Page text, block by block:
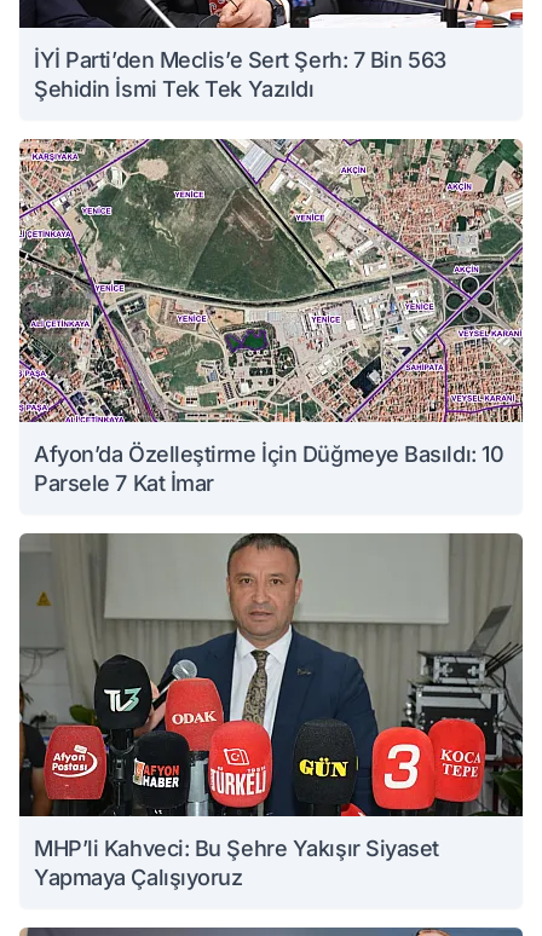
İYİ Parti’den Meclis’e Sert Şerh: 7 Bin 563
Şehidin İsmi Tek Tek Yazıldı
Afyon’da Özelleştirme İçin Düğmeye Basıldı: 10
Parsele 7 Kat İmar
MHP’li Kahveci: Bu Şehre Yakışır Siyaset
Yapmaya Çalışıyoruz